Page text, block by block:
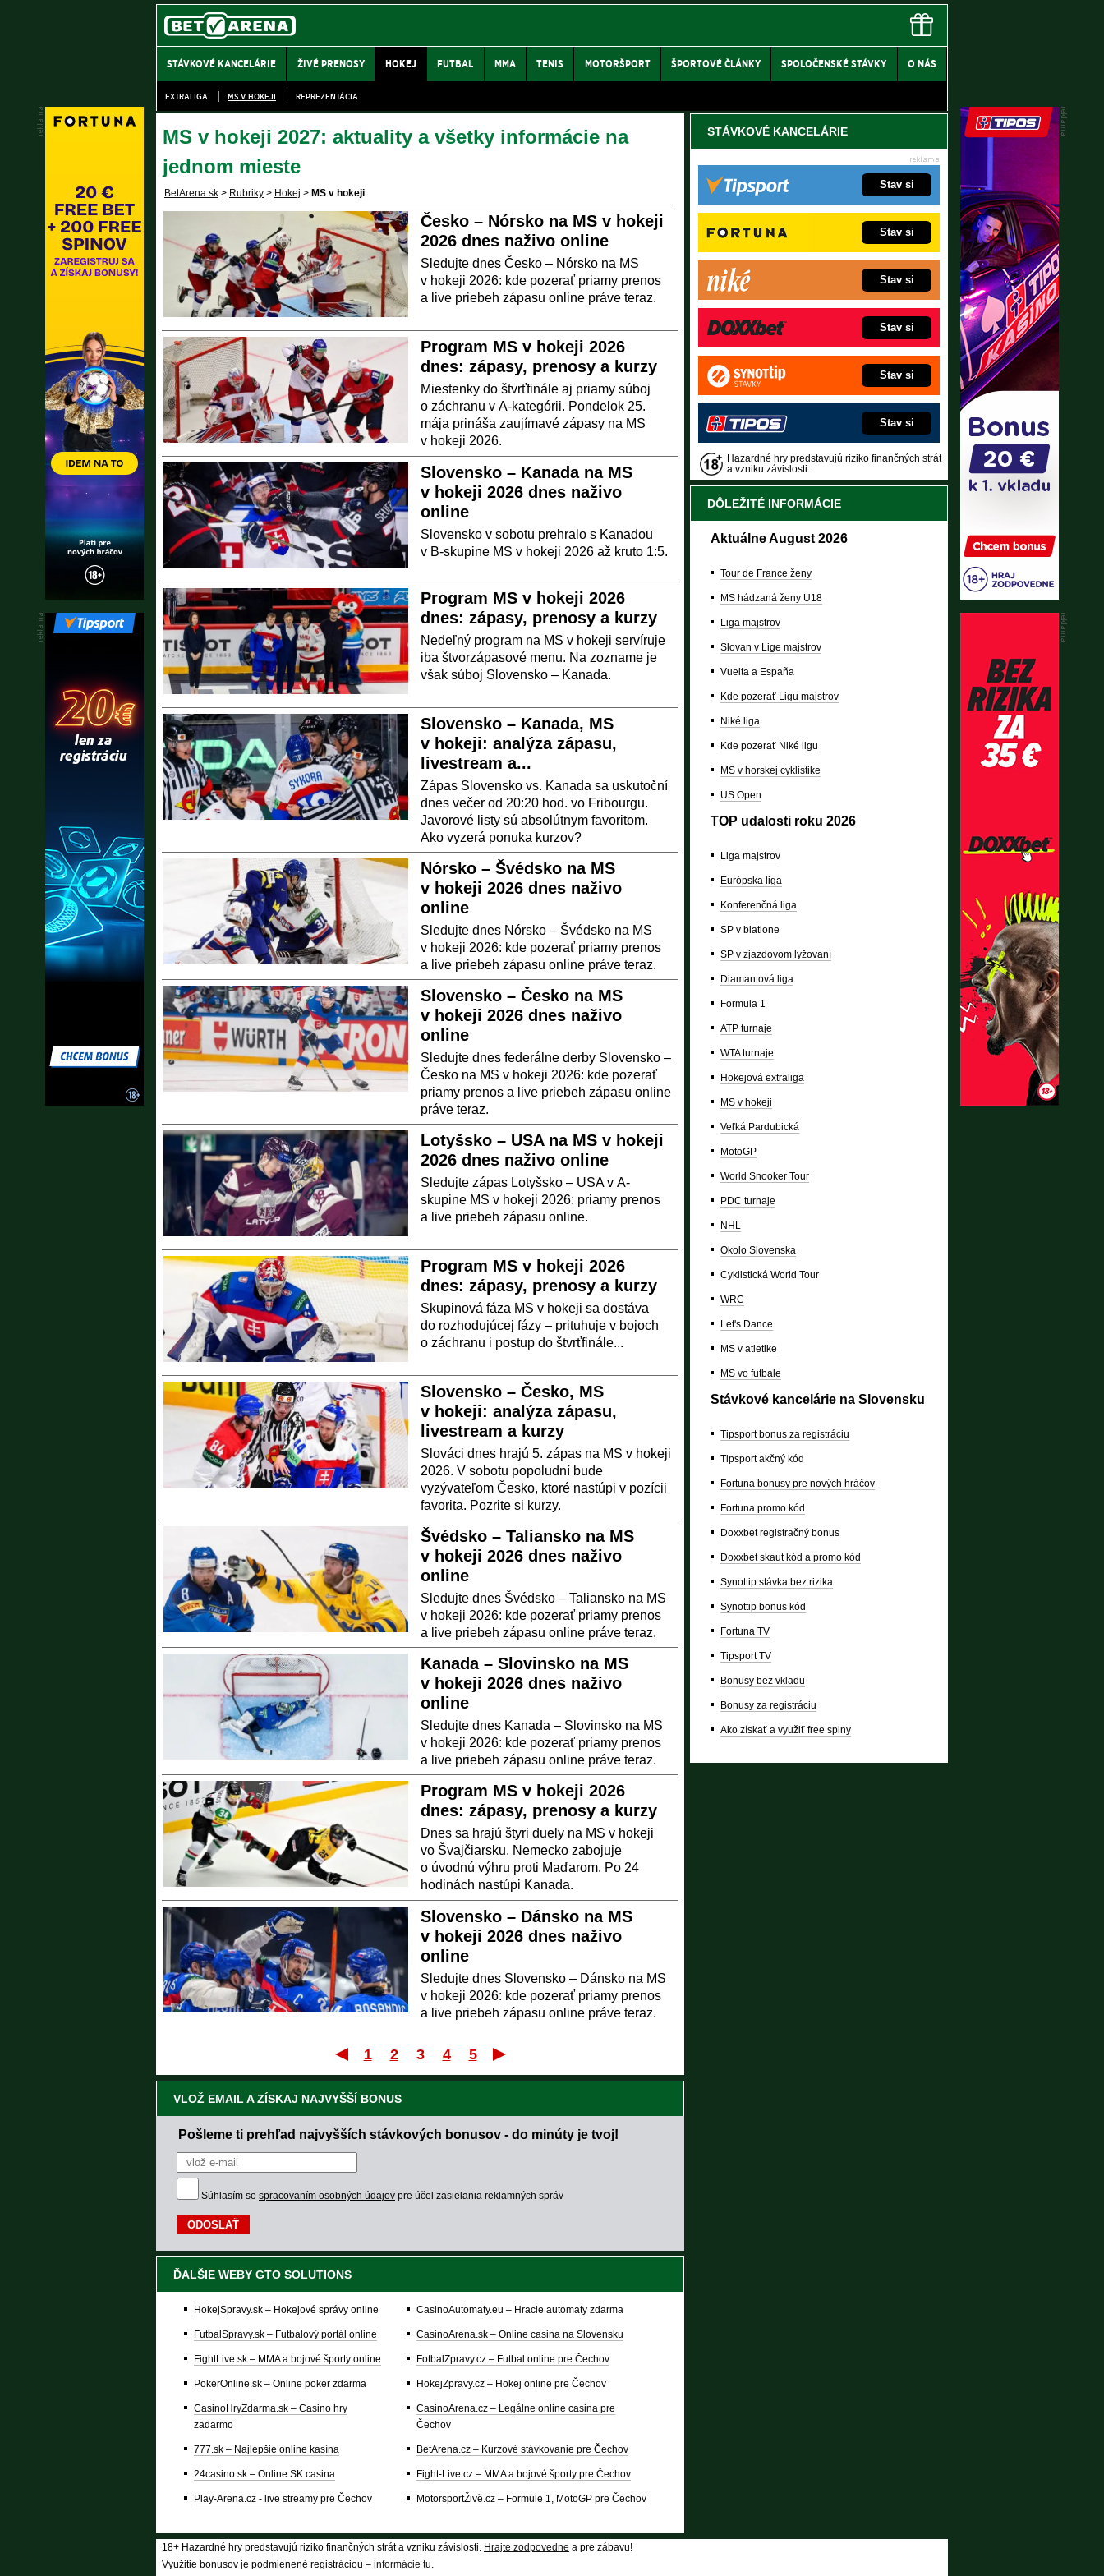
STÁVKOVÉ KANCELÁRIE ŽIVÉ PRENOSY HOKEJ FUTBAL MMA TENIS MOTORŠPORT ŠPORTOVÉ ČLÁNKY SPOLOČENSKÉ STÁVKY O NÁS
EXTRALIGA MS V HOKEJI REPREZENTÁCIA
MS v hokeji 2027: aktuality a všetky informácie na
jednom mieste
BetArena.sk > Rubriky > Hokej > MS v hokeji
Česko – Nórsko na MS v hokeji
2026 dnes naživo online
Sledujte dnes Česko – Nórsko na MS
v hokeji 2026: kde pozerať priamy prenos
a live priebeh zápasu online práve teraz.
Program MS v hokeji 2026
dnes: zápasy, prenosy a kurzy
Miestenky do štvrťfinále aj priamy súboj
o záchranu v A-kategórii. Pondelok 25.
mája prináša zaujímavé zápasy na MS
v hokeji 2026.
Slovensko – Kanada na MS
v hokeji 2026 dnes naživo
online
Slovensko v sobotu prehralo s Kanadou
v B-skupine MS v hokeji 2026 až kruto 1:5.
Program MS v hokeji 2026
dnes: zápasy, prenosy a kurzy
Nedeľný program na MS v hokeji servíruje
iba štvorzápasové menu. Na zozname je
však súboj Slovensko – Kanada.
Slovensko – Kanada, MS
v hokeji: analýza zápasu,
livestream a...
Zápas Slovensko vs. Kanada sa uskutoční
dnes večer od 20:20 hod. vo Fribourgu.
Javorové listy sú absolútnym favoritom.
Ako vyzerá ponuka kurzov?
Nórsko – Švédsko na MS
v hokeji 2026 dnes naživo
online
Sledujte dnes Nórsko – Švédsko na MS
v hokeji 2026: kde pozerať priamy prenos
a live priebeh zápasu online práve teraz.
Slovensko – Česko na MS
v hokeji 2026 dnes naživo
online
Sledujte dnes federálne derby Slovensko –
Česko na MS v hokeji 2026: kde pozerať
priamy prenos a live priebeh zápasu online
práve teraz.
Lotyšsko – USA na MS v hokeji
2026 dnes naživo online
Sledujte zápas Lotyšsko – USA v A-
skupine MS v hokeji 2026: priamy prenos
a live priebeh zápasu online.
Program MS v hokeji 2026
dnes: zápasy, prenosy a kurzy
Skupinová fáza MS v hokeji sa dostáva
do rozhodujúcej fázy – prituhuje v bojoch
o záchranu i postup do štvrťfinále...
Slovensko – Česko, MS
v hokeji: analýza zápasu,
livestream a kurzy
Slováci dnes hrajú 5. zápas na MS v hokeji
2026. V sobotu popoludní bude
vyzývateľom Česko, ktoré nastúpi v pozícii
favorita. Pozrite si kurzy.
Švédsko – Taliansko na MS
v hokeji 2026 dnes naživo
online
Sledujte dnes Švédsko – Taliansko na MS
v hokeji 2026: kde pozerať priamy prenos
a live priebeh zápasu online práve teraz.
Kanada – Slovinsko na MS
v hokeji 2026 dnes naživo
online
Sledujte dnes Kanada – Slovinsko na MS
v hokeji 2026: kde pozerať priamy prenos
a live priebeh zápasu online práve teraz.
Program MS v hokeji 2026
dnes: zápasy, prenosy a kurzy
Dnes sa hrajú štyri duely na MS v hokeji
vo Švajčiarsku. Nemecko zabojuje
o úvodnú výhru proti Maďarom. Po 24
hodinách nastúpi Kanada.
Slovensko – Dánsko na MS
v hokeji 2026 dnes naživo
online
Sledujte dnes Slovensko – Dánsko na MS
v hokeji 2026: kde pozerať priamy prenos
a live priebeh zápasu online práve teraz.
Prvý
1 2 3 4 5
VLOŽ EMAIL A ZÍSKAJ NAJVYŠŠÍ BONUS
Pošleme ti prehľad najvyšších stávkových bonusov - do minúty je tvoj!
Súhlasím so spracovaním osobných údajov pre účel zasielania reklamných správ
ĎALŠIE WEBY GTO SOLUTIONS
HokejSpravy.sk – Hokejové správy online
FutbalSpravy.sk – Futbalový portál online
FightLive.sk – MMA a bojové športy online
PokerOnline.sk – Online poker zdarma
CasinoHryZdarma.sk – Casino hry
zadarmo
777.sk – Najlepšie online kasína
24casino.sk – Online SK casina
Play-Arena.cz - live streamy pre Čechov
CasinoAutomaty.eu – Hracie automaty zdarma
CasinoArena.sk – Online casina na Slovensku
FotbalZpravy.cz – Futbal online pre Čechov
HokejZpravy.cz – Hokej online pre Čechov
CasinoArena.cz – Legálne online casina pre
Čechov
BetArena.cz – Kurzové stávkovanie pre Čechov
Fight-Live.cz – MMA a bojové športy pre Čechov
MotorsportŽivě.cz – Formule 1, MotoGP pre Čechov
STÁVKOVÉ KANCELÁRIE
Stav si
Stav si
Stav si
Stav si
Stav si
Stav si
Hazardné hry predstavujú riziko finančných strát
a vzniku závislosti.
DÔLEŽITÉ INFORMÁCIE
Aktuálne August 2026
Tour de France ženy
MS hádzaná ženy U18
Liga majstrov
Slovan v Lige majstrov
Vuelta a España
Kde pozerať Ligu majstrov
Niké liga
Kde pozerať Niké ligu
MS v horskej cyklistike
US Open
TOP udalosti roku 2026
Liga majstrov
Európska liga
Konferenčná liga
SP v biatlone
SP v zjazdovom lyžovaní
Diamantová liga
Formula 1
ATP turnaje
WTA turnaje
Hokejová extraliga
MS v hokeji
Veľká Pardubická
MotoGP
World Snooker Tour
PDC turnaje
NHL
Okolo Slovenska
Cyklistická World Tour
WRC
Let's Dance
MS v atletike
MS vo futbale
Stávkové kancelárie na Slovensku
Tipsport bonus za registráciu
Tipsport akčný kód
Fortuna bonusy pre nových hráčov
Fortuna promo kód
Doxxbet registračný bonus
Doxxbet skaut kód a promo kód
Synottip stávka bez rizika
Synottip bonus kód
Fortuna TV
Tipsport TV
Bonusy bez vkladu
Bonusy za registráciu
Ako získať a využiť free spiny
18+ Hazardné hry predstavujú riziko finančných strát a vzniku závislosti. Hrajte zodpovedne a pre zábavu!
Využitie bonusov je podmienené registráciou – informácie tu.